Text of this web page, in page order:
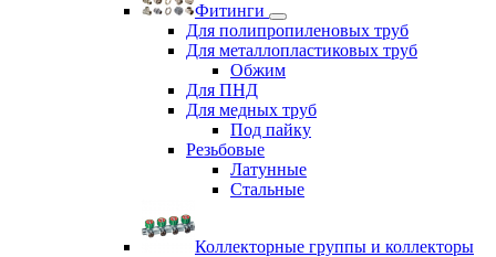
Фитинги
Для полипропиленовых труб
Для металлопластиковых труб
Обжим
Для ПНД
Для медных труб
Под пайку
Резьбовые
Латунные
Cтальные
Коллекторные группы и коллекторы